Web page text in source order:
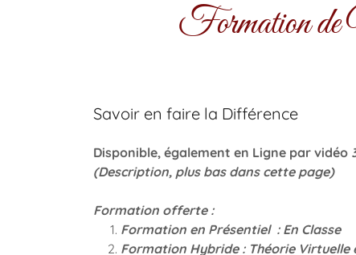
Formation de
Savoir en faire la Différence
Disponible, également en Ligne par vidéo
(Description, plus bas dans cette page)
Formation offerte :
Formation en Présentiel : En Classe
Formation Hybride : Théorie Virtuelle